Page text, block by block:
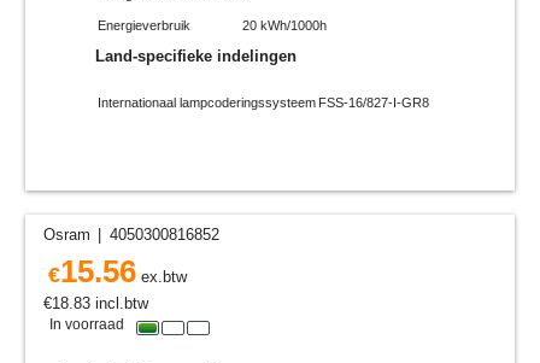
Energieverbruik 20 kWh/1000h
Land-specifieke indelingen
Internationaal lampcoderingssysteem FSS-16/827-I-GR8
Osram 4050300816852
€15.56 ex.btw
€18.83 incl.btw
In voorraad